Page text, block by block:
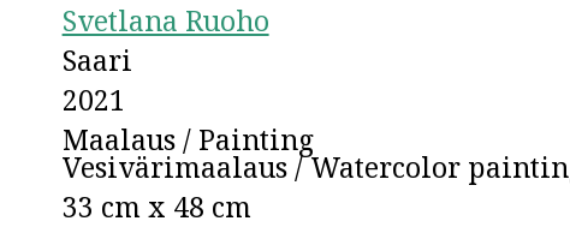
Svetlana Ruoho
Saari
2021
Maalaus / Painting
Vesivärimaalaus / Watercolor
33 cm x 48 cm